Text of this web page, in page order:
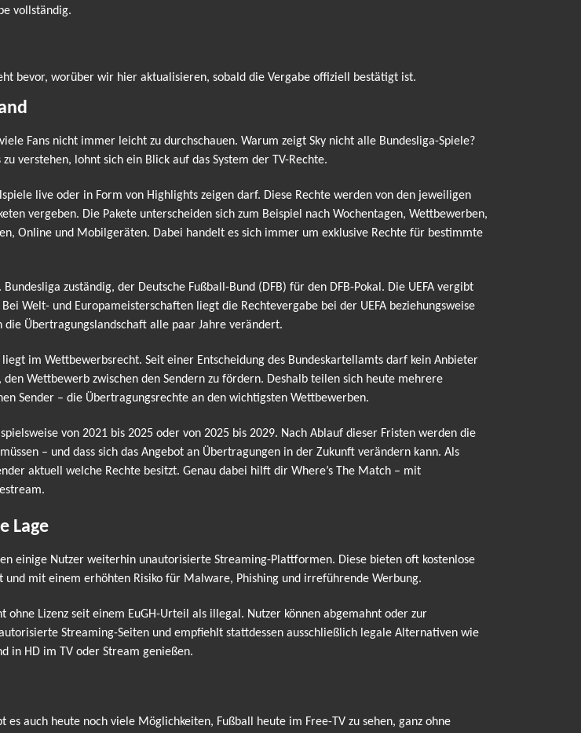
vollständig.
bevor, worüber wir hier aktualisieren, sobald die Vergabe offiziell bestätigt ist.
Fans nicht immer leicht zu durchschauen. Warum zeigt Sky nicht alle Bundesliga-Spiele?
verstehen, lohnt sich ein Blick auf das System der TV-Rechte.
live oder in Form von Highlights zeigen darf. Diese Rechte werden von den jeweiligen
vergeben. Die Pakete unterscheiden sich zum Beispiel nach Wochentagen, Wettbewerben,
Online und Mobilgeräten. Dabei handelt es sich immer um exklusive Rechte für bestimmte
zuständig, der Deutsche Fußball-Bund (DFB) für den DFB-Pokal. Die UEFA vergibt
Welt- und Europameisterschaften liegt die Rechtevergabe bei der UEFA beziehungsweise
die Übertragungslandschaft alle paar Jahre verändert.
im Wettbewerbsrecht. Seit einer Entscheidung des Bundeskartellamts darf kein Anbieter
Wettbewerb zwischen den Sendern zu fördern. Deshalb teilen sich heute mehrere
Sender – die Übertragungsrechte an den wichtigsten Wettbewerben.
von 2021 bis 2025 oder von 2025 bis 2029. Nach Ablauf dieser Fristen werden die
– und dass sich das Angebot an Übertragungen in der Zukunft verändern kann. Als
aktuell welche Rechte besitzt. Genau dabei hilft dir Where’s The Match – mit
Lage
einige Nutzer weiterhin unautorisierte Streaming-Plattformen. Diese bieten oft kostenlose
mit einem erhöhten Risiko für Malware, Phishing und irreführende Werbung.
Lizenz seit einem EuGH-Urteil als illegal. Nutzer können abgemahnt oder zur
Streaming-Seiten und empfiehlt stattdessen ausschließlich legale Alternativen wie
in HD im TV oder Stream genießen.
auch heute noch viele Möglichkeiten, Fußball heute im Free-TV zu sehen, ganz ohne